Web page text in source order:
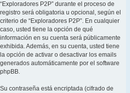
“Exploradores P2P” durante el proceso de
registro será obligatoria u opcional, según el
criterio de “Exploradores P2P”. En cualquier
caso, usted tiene la opción de qué
información en su cuenta será públicamente
exhibida. Además, en su cuenta, usted tiene
la opción de activar o desactivar los emails
generados automáticamente por el software
phpBB.
Su contraseña está encriptada (cifrado de